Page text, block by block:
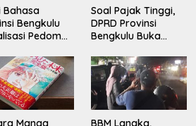
Bahasa
Bengkulu
Pedoman
Indonesia
Soal Pajak Tinggi,
DPRD Provinsi
Bengkulu Buka
Pengaduan
Masyarakat
Manga
BBM Langka,